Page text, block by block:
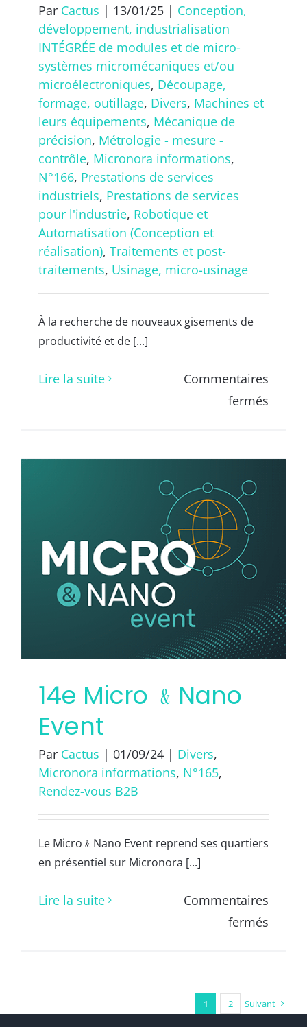
Par Cactus | 13/01/25 | Conception,
développement, industrialisation
INTÉGRÉE de modules et de micro-
systèmes micromécaniques et/ou
microélectroniques, Découpage,
formage, outillage, Divers, Machines et
leurs équipements, Mécanique de
précision, Métrologie - mesure -
contrôle, Micronora informations,
N°166, Prestations de services
industriels, Prestations de services
pour l'industrie, Robotique et
Automatisation (Conception et
réalisation), Traitements et post-
traitements, Usinage, micro-usinage
À la recherche de nouveaux gisements de
productivité et de [...]
Lire la suite
Commentaires
fermés
14e Micro ﹠Nano
Event
Par Cactus | 01/09/24 | Divers,
Micronora informations, N°165,
Rendez-vous B2B
Le Micro﹠Nano Event reprend ses quartiers
en présentiel sur Micronora [...]
Lire la suite
Commentaires
fermés
Nano
1 2 Suivant